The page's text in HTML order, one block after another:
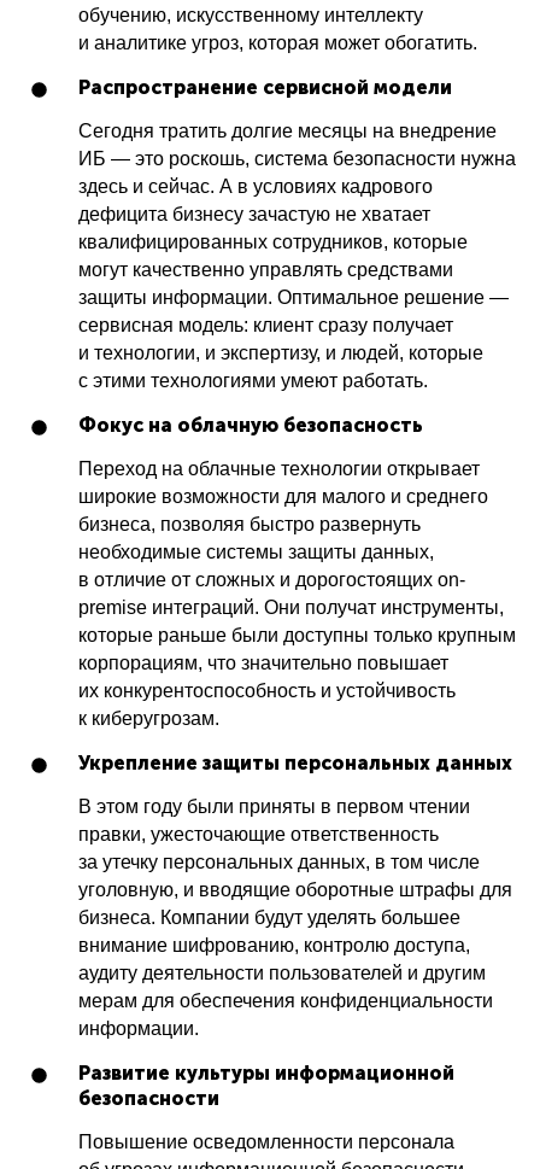
обучению, искусственному интеллекту
и аналитике угроз, которая может обогатить.
Распространение сервисной модели
Сегодня тратить долгие месяцы на внедрение
ИБ — это роскошь, система безопасности нужна
здесь и сейчас. А в условиях кадрового
дефицита бизнесу зачастую не хватает
квалифицированных сотрудников, которые
могут качественно управлять средствами
защиты информации. Оптимальное решение —
сервисная модель: клиент сразу получает
и технологии, и экспертизу, и людей, которые
с этими технологиями умеют работать.
Фокус на облачную безопасность
Переход на облачные технологии открывает
широкие возможности для малого и среднего
бизнеса, позволяя быстро развернуть
необходимые системы защиты данных,
в отличие от сложных и дорогостоящих on-
premise интеграций. Они получат инструменты,
которые раньше были доступны только крупным
корпорациям, что значительно повышает
их конкурентоспособность и устойчивость
к киберугрозам.
Укрепление защиты персональных данных
В этом году были приняты в первом чтении
правки, ужесточающие ответственность
за утечку персональных данных, в том числе
уголовную, и вводящие оборотные штрафы для
бизнеса. Компании будут уделять большее
внимание шифрованию, контролю доступа,
аудиту деятельности пользователей и другим
мерам для обеспечения конфиденциальности
информации.
Развитие культуры информационной
безопасности
Повышение осведомленности персонала